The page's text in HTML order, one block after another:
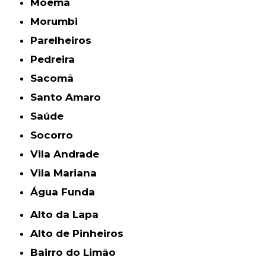
Moema
Morumbi
Parelheiros
Pedreira
Sacomã
Santo Amaro
Saúde
Socorro
Vila Andrade
Vila Mariana
Água Funda
Alto da Lapa
Alto de Pinheiros
Bairro do Limão